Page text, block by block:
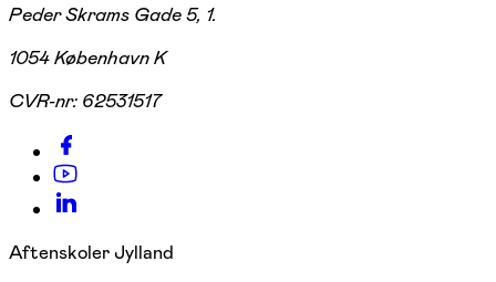
Peder Skrams Gade 5, 1.
1054 København K
CVR-nr: 62531517
Aftenskoler Jylland